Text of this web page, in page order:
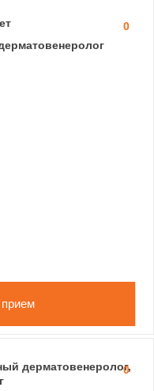
0
прием
0
дерматовенеролог,